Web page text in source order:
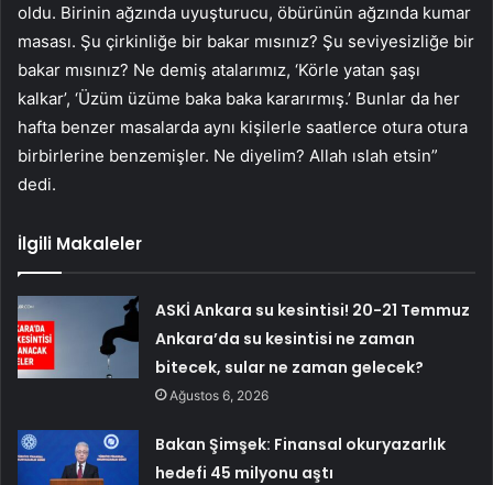
oldu. Birinin ağzında uyuşturucu, öbürünün ağzında kumar
masası. Şu çirkinliğe bir bakar mısınız? Şu seviyesizliğe bir
bakar mısınız? Ne demiş atalarımız, ‘Körle yatan şaşı
kalkar’, ‘Üzüm üzüme baka baka kararırmış.’ Bunlar da her
hafta benzer masalarda aynı kişilerle saatlerce otura otura
birbirlerine benzemişler. Ne diyelim? Allah ıslah etsin”
dedi.
İlgili Makaleler
ASKİ Ankara su kesintisi! 20-21 Temmuz
Ankara’da su kesintisi ne zaman
bitecek, sular ne zaman gelecek?
Ağustos 6, 2026
Bakan Şimşek: Finansal okuryazarlık
hedefi 45 milyonu aştı